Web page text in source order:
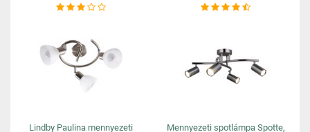
Lindby Paulina mennyezeti
Mennyezeti spotlámpa Spotte,